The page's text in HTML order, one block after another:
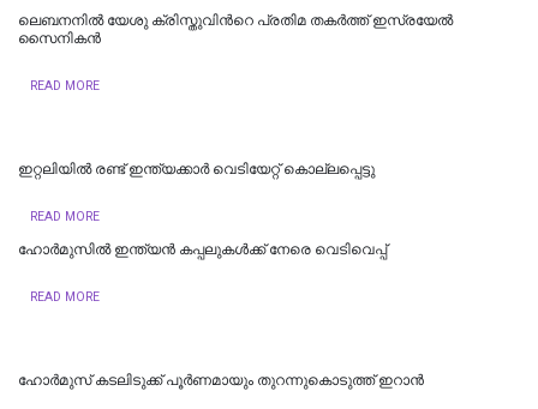
ലെബനനില്‍ യേശു ക്രിസ്തുവിന്‍റെ പ്രതിമ തകര്‍ത്ത് ഇസ്രയേല്‍
സൈനികന്‍
READ MORE
ഇറ്റലിയില്‍ രണ്ട് ഇന്ത്യക്കാര്‍ വെടിയേറ്റ് കൊല്ലപ്പെട്ടു
READ MORE
ഹോർമുസിൽ ഇന്ത്യൻ കപ്പലുകൾക്ക് നേരെ വെടിവെപ്പ്
READ MORE
ഹോര്‍മുസ് കടലിടുക്ക് പൂര്‍ണമായും തുറന്നുകൊടുത്ത് ഇറാൻ